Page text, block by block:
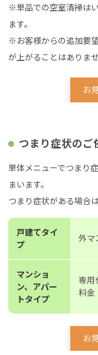
※単品での空室清掃は
ます。
※お客様からの追加要
が上がることはありませ
お
つまり症状のご
単体メニューでつまり
まいます。
つまり症状がある場合
戸建てタイ
プ
外マ
マンショ
ン、アパー
トタイプ
専用
料金
お